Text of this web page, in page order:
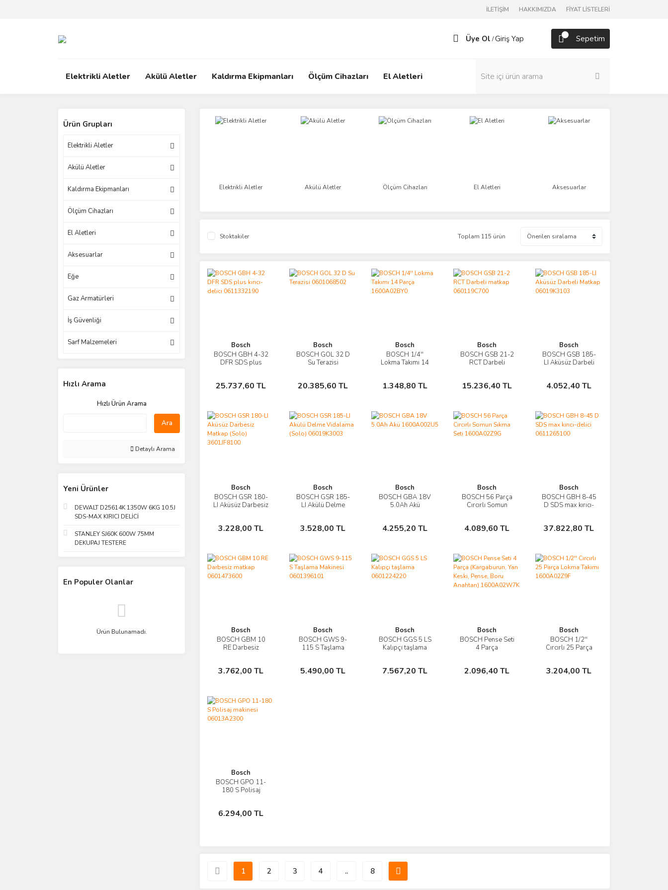
İLETİŞİM HAKKIMIZDA FİYAT LİSTELERİ
Üye Ol /Giriş Yap Sepetim
Elektrikli Aletler Akülü Aletler Kaldırma Ekipmanları Ölçüm Cihazları El Aletleri
Ürün Grupları
Elektrikli Aletler
Akülü Aletler
Kaldırma Ekipmanları
Ölçüm Cihazları
El Aletleri
Aksesuarlar
Eğe
Gaz Armatürleri
İş Güvenliği
Sarf Malzemeleri
Hızlı Arama
Hızlı Ürün Arama
Ara
Detaylı Arama
Yeni Ürünler
DEWALT D25614K 1350W 6KG 10.5J
SDS-MAX KIRICI DELİCİ
STANLEY SJ60K 600W 75MM
DEKUPAJ TESTERE
En Populer Olanlar
Ürün Bulunamadı.
Elektrikli Aletler Akülü Aletler Ölçüm Cihazları El Aletleri Aksesuarlar
Stoktakiler Toplam 115 ürün
Bosch
BOSCH GBH 4-32
DFR SDS plus
25.737,60 TL
İncele
Ekle
Bosch
BOSCH GOL 32 D
Su Terazisi
20.385,60 TL
İncele
Ekle
Bosch
BOSCH 1/4''
Lokma Takımı 14
1.348,80 TL
İncele
Ekle
Bosch
BOSCH GSB 21-2
RCT Darbeli
15.236,40 TL
İncele
Ekle
Bosch
BOSCH GSB 185-
LI Aküsüz Darbeli
4.052,40 TL
İncele
Ekle
Bosch
BOSCH GSR 180-
LI Aküsüz Darbesiz
3.228,00 TL
İncele
Ekle
Bosch
BOSCH GSR 185-
LI Akülü Delme
3.528,00 TL
İncele
Ekle
Bosch
BOSCH GBA 18V
5.0Ah Akü
4.255,20 TL
İncele
Ekle
Bosch
BOSCH 56 Parça
Cırcırlı Somun
4.089,60 TL
İncele
Ekle
Bosch
BOSCH GBH 8-45
D SDS max kırıcı-
37.822,80 TL
İncele
Ekle
Bosch
BOSCH GBM 10
RE Darbesiz
3.762,00 TL
İncele
Ekle
Bosch
BOSCH GWS 9-
115 S Taşlama
5.490,00 TL
İncele
Ekle
Bosch
BOSCH GGS 5 LS
Kalıpçı taşlama
7.567,20 TL
İncele
Ekle
Bosch
BOSCH Pense Seti
4 Parça
Anahtarı)
2.096,40 TL
İncele
Ekle
Bosch
BOSCH 1/2''
Cırcırlı 25 Parça
3.204,00 TL
İncele
Ekle
Bosch
BOSCH GPO 11-
180 S Polisaj
6.294,00 TL
İncele
Ekle
1 2 3 4 .. 8